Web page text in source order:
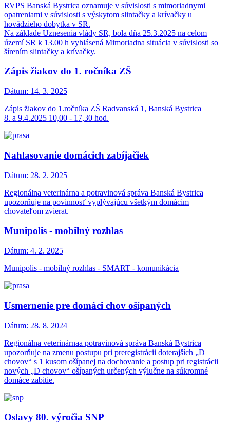
RVPS Banská Bystrica oznamuje v súvislosti s mimoriadnymi
opatreniami v súvislosti s výskytom slintačky a krívačky u
hovädzieho dobytka v SR.
Na základe Uznesenia vlády SR, bola dňa 25.3.2025 na celom
území SR k 13.00 h vyhlásená Mimoriadna situácia v súvislosti so
šírením slintačky a krívačky.
Zápis žiakov do 1. ročníka ZŠ
Dátum: 14. 3. 2025
Zápis žiakov do 1.ročníka ZŠ Radvanská 1, Banská Bystrica
8. a 9.4.2025 10,00 - 17,30 hod.
Nahlasovanie domácich zabíjačiek
Dátum: 28. 2. 2025
Regionálna veterinárna a potravinová správa Banská Bystrica
upozorňuje na povinnosť vyplývajúcu všetkým domácim
chovateľom zvierat.
Munipolis - mobilný rozhlas
Dátum: 4. 2. 2025
Munipolis - mobilný rozhlas - SMART - komunikácia
Usmernenie pre domáci chov ošípaných
Dátum: 28. 8. 2024
Regionálna veterinárnaa potravinová správa Banská Bystrica
upozorňuje na zmenu postupu pri preregistrácii doterajších „D
chovov“ s 1 kusom ošípanej na dochovanie a postup pri registrácii
nových „D chovov“ ošípaných určených výlučne na súkromné
domáce zabitie.
Oslavy 80. výročia SNP